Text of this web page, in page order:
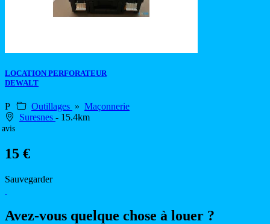
LOCATION PERFORATEUR
DEWALT
P Outillages » Maçonnerie
Suresnes - 15.4km
avis
15 €
Sauvegarder
Avez-vous quelque chose à louer ?